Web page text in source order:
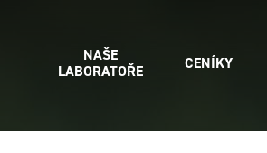
NAŠE
LABORATOŘE
CENÍKY